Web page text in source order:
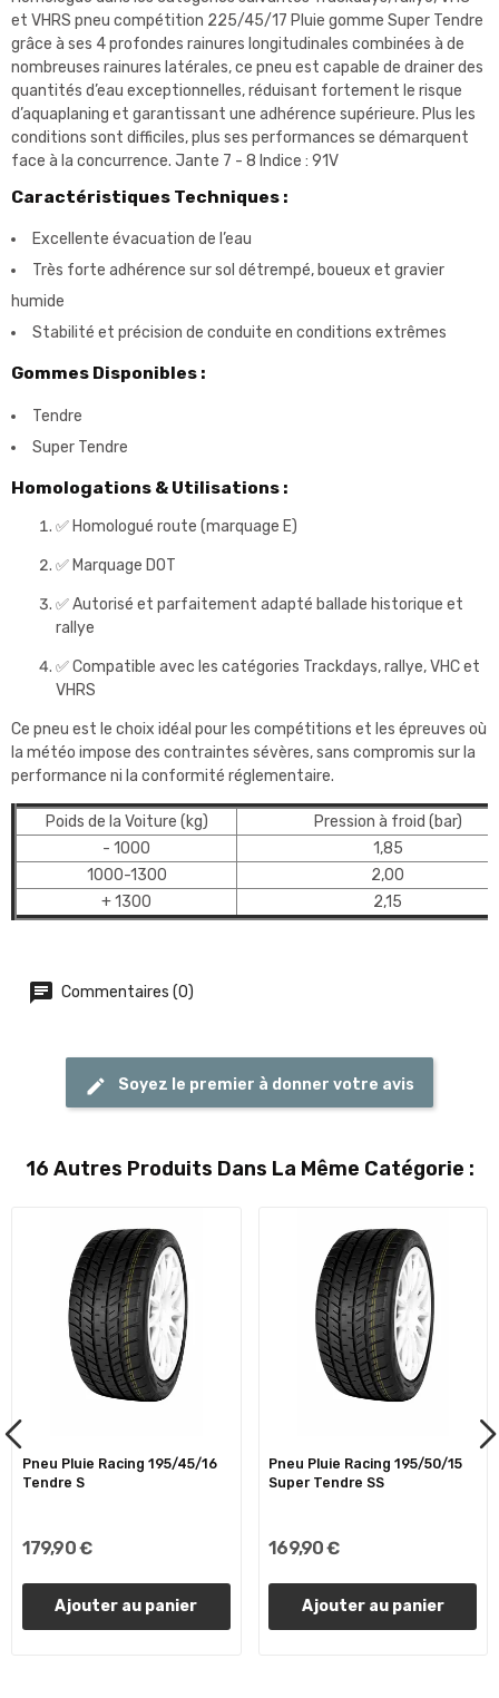
et VHRS pneu compétition 225/45/17 Pluie gomme Super Tendre
grâce à ses 4 profondes rainures longitudinales combinées à de
nombreuses rainures latérales, ce pneu est capable de drainer des
quantités d’eau exceptionnelles, réduisant fortement le risque
d’aquaplaning et garantissant une adhérence supérieure. Plus les
conditions sont difficiles, plus ses performances se démarquent
face à la concurrence. Jante 7 - 8 Indice : 91V
Caractéristiques Techniques :
Excellente évacuation de l’eau
Très forte adhérence sur sol détrempé, boueux et gravier
humide
Stabilité et précision de conduite en conditions extrêmes
Gommes Disponibles :
Tendre
Super Tendre
Homologations & Utilisations :
✅ Homologué route (marquage E)
✅ Marquage DOT
✅ Autorisé et parfaitement adapté ballade historique et
rallye
✅ Compatible avec les catégories Trackdays, rallye, VHC et
VHRS
Ce pneu est le choix idéal pour les compétitions et les épreuves où
la météo impose des contraintes sévères, sans compromis sur la
performance ni la conformité réglementaire.
Poids de la Voiture (kg)
Pression à froid (bar)
- 1000
1,85
1000-1300
2,00
+ 1300
2,15
Commentaires (0)
Soyez le premier à donner votre avis
16 Autres Produits Dans La Même Catégorie :
Pneu Pluie Racing 195/45/16
Tendre S
179,90 €
Ajouter au panier
Pneu Pluie Racing 195/50/15
Super Tendre SS
169,90 €
Ajouter au panier